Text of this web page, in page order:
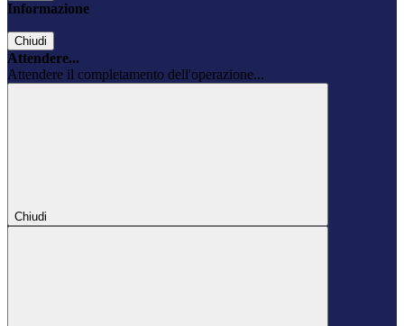
Informazione
Chiudi
Attendere...
Attendere il completamento dell'operazione...
Chiudi